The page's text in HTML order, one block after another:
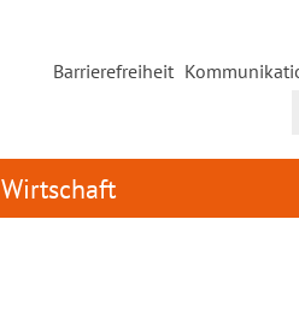
Barrierefreiheit
Wirtschaft